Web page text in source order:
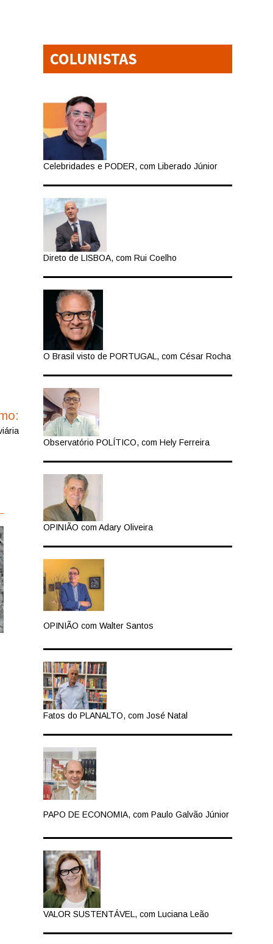
Celebridades e PODER, com Liberado Júnior
Direto de LISBOA, com Rui Coelho
O Brasil visto de PORTUGAL, com César Rocha
Observatório POLÍTICO, com Hely Ferreira
OPINIÃO com Adary Oliveira
OPINIÃO com Walter Santos
Fatos do PLANALTO, com José Natal
PAPO DE ECONOMIA, com Paulo Galvão Júnior
VALOR SUSTENTÁVEL, com Luciana Leão